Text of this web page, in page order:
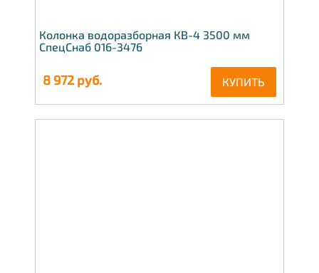
Колонка водоразборная КВ-4 3500 мм
СпецСнаб 016-3476
8 972 руб. КУПИТЬ